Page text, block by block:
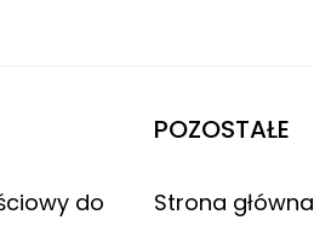
do
POZOSTAŁE
Strona główna